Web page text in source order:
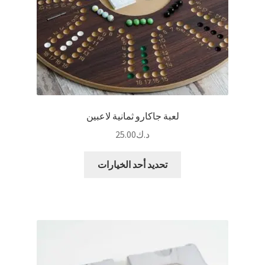
لعبة جاكارو ثمانية لاعبين
د.ك25.00
تحديد أحد الخيارات